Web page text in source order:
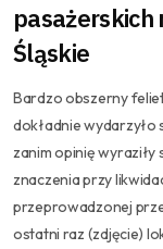
pasażerskich
Śląskie
Bardzo obszerny
dokładnie wydarzyło
zanim opinię wyraziły
znaczenia przy
przeprowadzonej
ostatni raz (zdjęcie)